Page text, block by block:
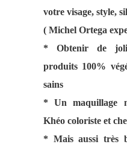
votre visage, style,
( Michel Ortega
* Obtenir de
produits 100%
sains
* Un maquillage
Khéo coloriste et
* Mais aussi très